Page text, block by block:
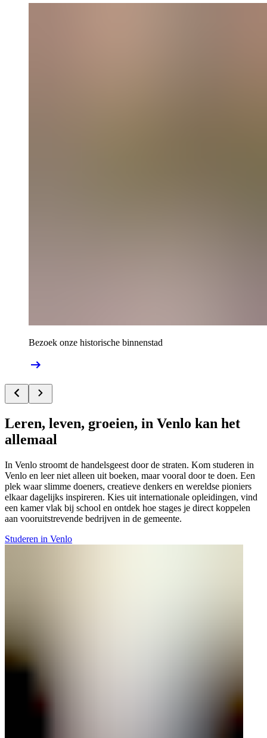
Bezoek onze historische binnenstad
Leren, leven, groeien, in Venlo kan het
allemaal
In Venlo stroomt de handelsgeest door de straten. Kom studeren in
Venlo en leer niet alleen uit boeken, maar vooral door te doen. Een
plek waar slimme doeners, creatieve denkers en wereldse pioniers
elkaar dagelijks inspireren. Kies uit internationale opleidingen, vind
een kamer vlak bij school en ontdek hoe stages je direct koppelen
aan vooruitstrevende bedrijven in de gemeente.
Studeren in Venlo